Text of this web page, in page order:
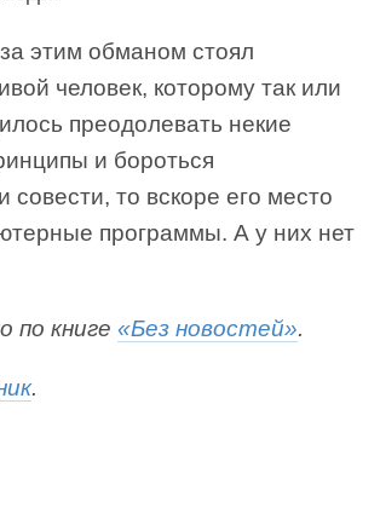
этим обманом стоял
человек, которому так или
преодолевать некие
и бороться
совести, то вскоре его место
программы. А у них нет
по книге «Без новостей».
.